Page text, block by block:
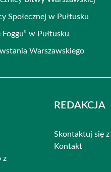
Społecznej w Pułtusku
w Pułtusku
Warszawskiego
z
REDAKCJA
Skontaktuj się
Kontakt